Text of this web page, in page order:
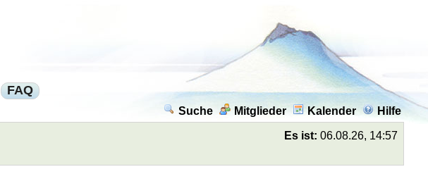
FAQ
Suche Mitglieder Kalender Hilfe
Es ist: 06.08.26, 14:57